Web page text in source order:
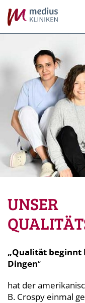
UNSER
„Qualität beginnt
Dingen“
hat der
B. Crospy einmal